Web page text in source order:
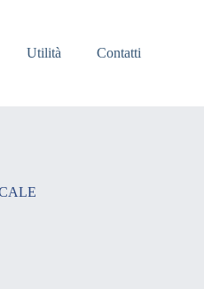
Utilità Contatti